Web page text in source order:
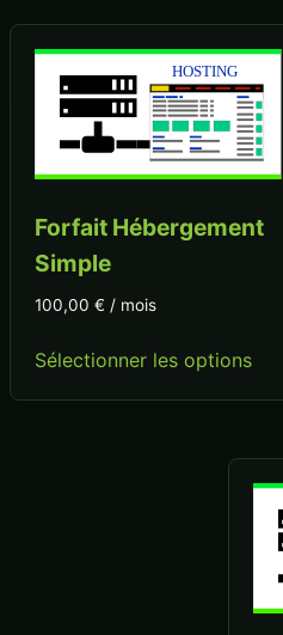
Forfait Hébergement
Simple
100,00 € / mois
Sélectionner les options